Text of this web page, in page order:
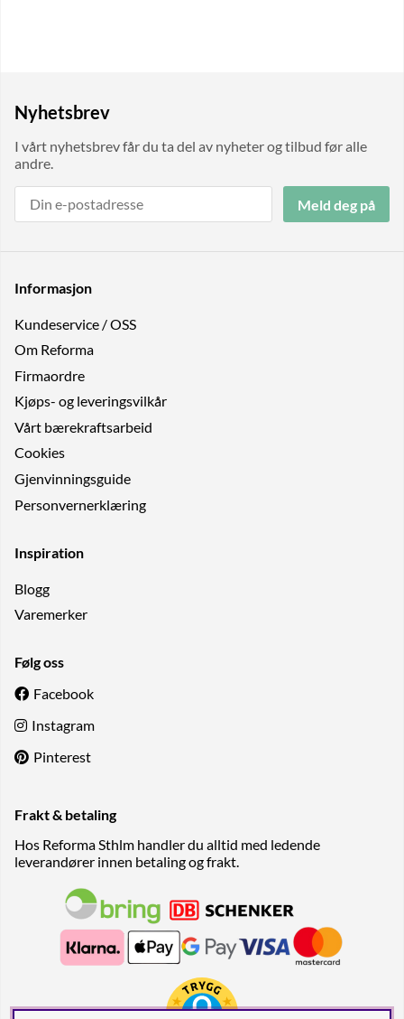
Nyhetsbrev
I vårt nyhetsbrev får du ta del av nyheter og tilbud før alle
andre.
Meld deg på
Informasjon
Kundeservice / OSS
Om Reforma
Firmaordre
Kjøps- og leveringsvilkår
Vårt bærekraftsarbeid
Cookies
Gjenvinningsguide
Personvernerklæring
Inspiration
Blogg
Varemerker
Følg oss
Facebook
Instagram
Pinterest
Frakt & betaling
Hos Reforma Sthlm handler du alltid med ledende
leverandører innen betaling og frakt.